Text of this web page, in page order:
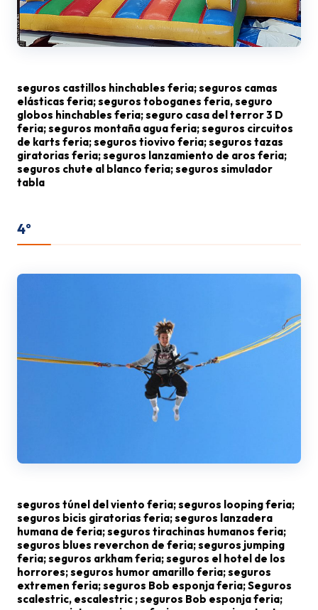
seguros castillos hinchables feria; seguros camas
elásticas feria; seguros toboganes feria, seguro
globos hinchables feria; seguro casa del terror 3 D
feria; seguros montaña agua feria; seguros circuitos
de karts feria; seguros tiovivo feria; seguros tazas
giratorias feria; seguros lanzamiento de aros feria;
seguros chute al blanco feria; seguros simulador
tabla
4º
seguros túnel del viento feria; seguros looping feria;
seguros bicis giratorias feria; seguros lanzadera
humana de feria; seguros tirachinas humanos feria;
seguros blues reverchon de feria; seguros jumping
feria; seguros arkham feria; seguros el hotel de los
horrores; seguros humor amarillo feria; seguros
extremen feria; seguros Bob esponja feria; Seguros
scalestric, escalestric ; seguros Bob esponja feria;